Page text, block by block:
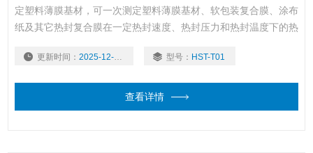
定塑料薄膜基材，可一次测定塑料薄膜基材、软包装复合膜、涂布
纸及其它热封复合膜在一定热封速度、热封压力和热封温度下的热
出不同的热封性能，其封口工艺参数可能差别很大。使用该设备可
更新时间： 2025-12-01 型号： HST-T01
查看详情